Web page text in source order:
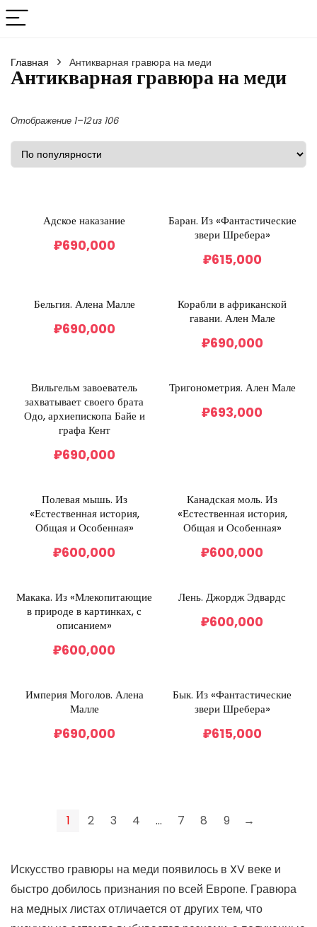
Главная Антикварная гравюра на меди
Антикварная гравюра на меди
Отображение 1–12 из 106
Адское наказание
₽690,000
Баран. Из «Фантастические
звери Шребера»
₽615,000
Бельгия. Алена Малле
₽690,000
Корабли в африканской
гавани. Ален Мале
₽690,000
Вильгельм завоеватель
захватывает своего брата
Одо, архиепископа Байе и
графа Кент
₽690,000
Тригонометрия. Ален Мале
₽693,000
Полевая мышь. Из
«Естественная история,
Общая и Особенная»
₽600,000
Канадская моль. Из
«Естественная история,
Общая и Особенная»
₽600,000
Макака. Из «Млекопитающие
в природе в картинках, с
описанием»
₽600,000
Лень. Джордж Эдвардс
₽600,000
Империя Моголов. Алена
Малле
₽690,000
Бык. Из «Фантастические
звери Шребера»
₽615,000
1 2 3 4 … 7 8 9 →
Искусство гравюры на меди появилось в XV веке и
быстро добилось признания по всей Европе. Гравюра
на медных листах отличается от других тем, что